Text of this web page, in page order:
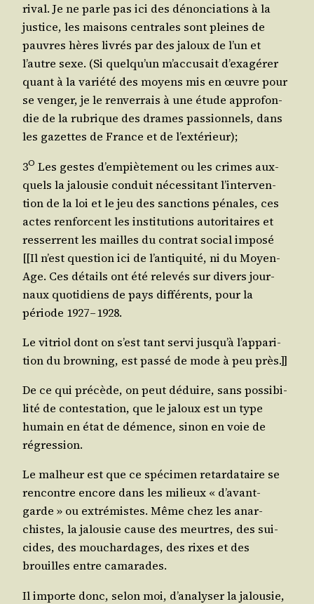
rival. Je ne parle pas ici des dénon­cia­tions à la
jus­tice, les mai­sons cen­trales sont pleines de
pauvres hères livrés par des jaloux de l’un et
l’autre sexe. (Si quel­qu’un m’ac­cu­sait d’exa­gé­rer
quant à la varié­té des moyens mis en œuvre pour
se ven­ger, je le ren­ver­rais à une étude appro­fon­
die de la rubrique des drames pas­sion­nels, dans
les gazettes de France et de l’extérieur);
3O Les gestes d’empiètement ou les crimes aux­
quels la jalou­sie conduit néces­si­tant l’in­ter­ven­
tion de la loi et le jeu des sanc­tions pénales, ces
actes ren­forcent les ins­ti­tu­tions auto­ri­taires et
res­serrent les mailles du contrat social impo­sé
[[Il n’est ques­tion ici de l’an­ti­qui­té, ni du Moyen-
Age. Ces détails ont été rele­vés sur divers jour­
naux quo­ti­diens de pays dif­fé­rents, pour la
période 1927 – 1928.
Le vitriol dont on s’est tant ser­vi jus­qu’à l’ap­pa­ri­
tion du brow­ning, est pas­sé de mode à peu près.]]
De ce qui pré­cède, on peut déduire, sans pos­si­bi­
li­té de contes­ta­tion, que le jaloux est un type
humain en état de démence, sinon en voie de
régression.
Le mal­heur est que ce spé­ci­men retar­da­taire se
ren­contre encore dans les milieux « d’a­vant-
garde » ou extré­mistes. Même chez les anar­
chistes, la jalou­sie cause des meurtres, des sui­
cides, des mou­char­dages, des rixes et des
brouilles entre camarades.
Il importe donc, selon moi, d’a­na­ly­ser la jalou­sie,